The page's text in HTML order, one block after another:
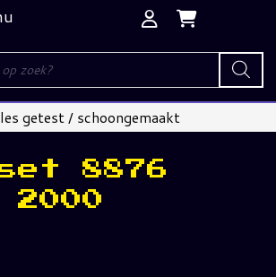
getest / schoongemaakt
set 8876